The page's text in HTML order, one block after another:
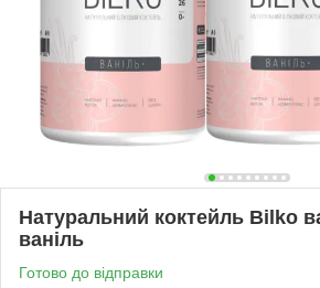
Натуральний коктейль Bilko
ваніль
Готово до відправки